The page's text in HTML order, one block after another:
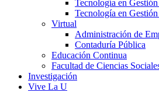
Tecnología en
Tecnología en
Virtual
Administración de
Contaduría Pública
Educación Continua
Facultad de Ciencias
Investigación
Vive La U